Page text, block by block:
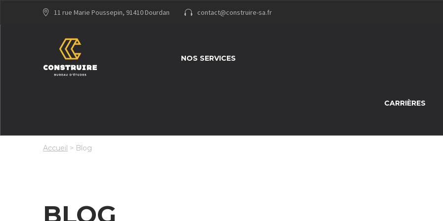
11 rue Marie Poussepin, 91410 Dourdan contact@construire-sa.fr
NOS SERVICES
CARRIÈRES
Accueil > Blog
BLOG